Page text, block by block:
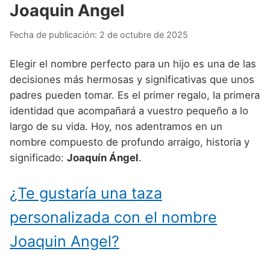
Nombres de niño que empiezan por B
Nombres de niño que empiezan por D
Nombres de niño que empiezan por E
Nombres de niño que empiezan por F
Nombres de niño que empiezan por G
Nombres de niño que empiezan por H
Nombres de niño que empiezan por I
Nombres de niño que empiezan por J
Nombres de niño que empiezan por K
Nombres de Niño Asturianos
Nombres de Niño Baleares
Nombres de Niño Canarios
Nombres de Niño Cantabros
Nombres de Niño Castellanos
Nombres de Niño Catalanes
Nombres de Niño Extremeños
Nombres de Niño Gallegos
Nombres de Niño Celtas
Nombres de Niño Egipcios
Nombres de Niño Griegos
Nombres de Niño Mitologicos
Nombres de Niño Vikingos
Nombres de Niño Alemanes
Nombres de Niño Americanos
Nombres de Niño Arabes
Nombres de Niño Chinos
Nombres de Niño Hispanoamericanos
Nombres de Niño Ingleses
Nombres de Niño Italianos
Buscar
Joaquin Angel
Fecha de publicación: 2 de octubre de 2025
Elegir el nombre perfecto para un hijo es una de las
decisiones más hermosas y significativas que unos
padres pueden tomar. Es el primer regalo, la primera
identidad que acompañará a vuestro pequeño a lo
largo de su vida. Hoy, nos adentramos en un
nombre compuesto de profundo arraigo, historia y
significado: Joaquín Ángel.
¿Te gustaría una taza
personalizada con el nombre
Joaquin Angel?